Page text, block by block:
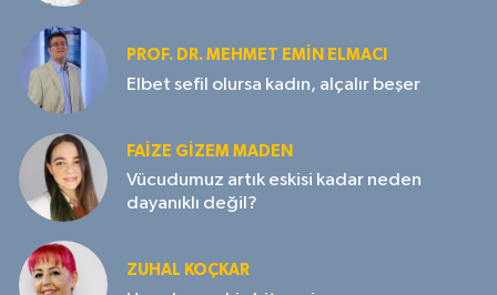
PROF. DR. MEHMET EMIN ELMACI
Elbet sefil olursa kadın, alçalır beşer
FAIZE GIZEM MADEN
Vücudumuz artık eskisi kadar neden
dayanıklı değil?
ZUHAL KOÇKAR